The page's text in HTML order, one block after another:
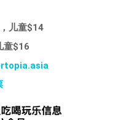
儿童$14
童$16